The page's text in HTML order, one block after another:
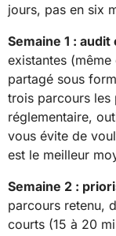
jours, pas en six
Semaine 1 :
existantes
partagé sous
trois parcours les
réglementaire,
vous évite de
est le meilleur
Semaine 2 :
parcours retenu,
courts (15 à 20